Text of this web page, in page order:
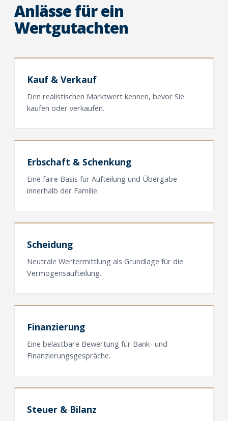
Anlässe für ein
Wertgutachten
Kauf & Verkauf
Den realistischen Marktwert kennen, bevor Sie
kaufen oder verkaufen.
Erbschaft & Schenkung
Eine faire Basis für Aufteilung und Übergabe
innerhalb der Familie.
Scheidung
Neutrale Wertermittlung als Grundlage für die
Vermögensaufteilung.
Finanzierung
Eine belastbare Bewertung für Bank- und
Finanzierungsgespräche.
Steuer & Bilanz